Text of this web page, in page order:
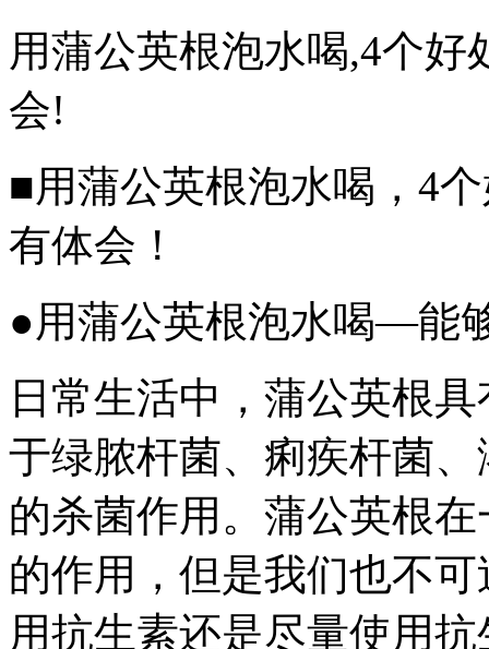
用蒲公英根泡水喝,4个
会!
■用蒲公英根泡水喝，4
有体会！
●用蒲公英根泡水喝—能
日常生活中，蒲公英根
于绿脓杆菌、痢疾杆菌
的杀菌作用。蒲公英根
的作用，但是我们也不
用抗生素还是尽量使用